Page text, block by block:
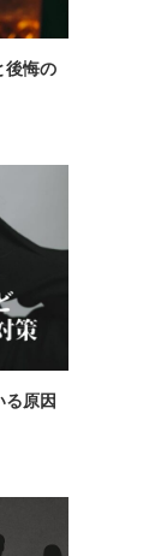
後悔の
る原因